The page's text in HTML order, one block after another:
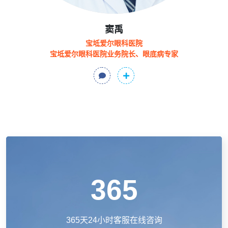
窦禹
宝坻爱尔眼科医院
宝坻爱尔眼科医院业务院长、眼底病专家
365
365天24小时客服在线咨询